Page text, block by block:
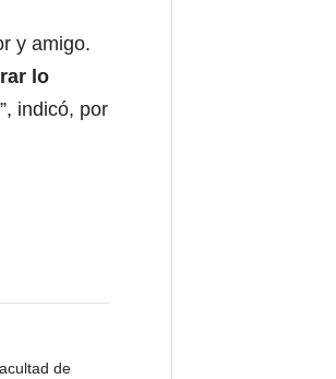
y amigo.
lo
”, indicó, por
de